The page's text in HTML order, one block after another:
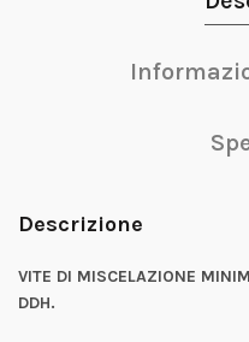
Descrizione
VITE DI MISCELAZIONE
DDH.